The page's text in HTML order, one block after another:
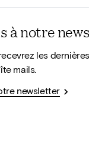
à notre
les
mails.
newsletter